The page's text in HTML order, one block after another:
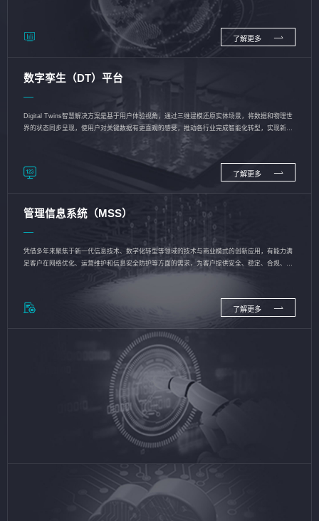
了解更多
数字孪生（DT）平台
Digital Twins智慧解决方案是基于用户体验视角，通过三维建模还原实体场景，将数据和物理世
界的状态同步呈现，使用户对关键数据有更直观的感受，推动各行业完成智能化转型，实现新旧
了解更多
管理信息系统（MSS）
凭借多年来聚焦于新一代信息技术、数字化转型等领域的技术与商业模式的创新应用，有能力满
足客户在网络优化、运营维护和信息安全防护等方面的需求，为客户提供安全、稳定、合规、持
了解更多